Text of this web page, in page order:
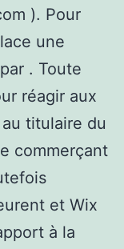
). Pour
une
. Toute
réagir aux
titulaire du
commerçant
et Wix
à la